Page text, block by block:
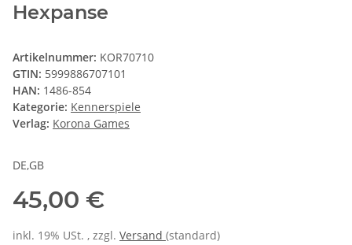
Hexpanse
Artikelnummer: KOR70710
GTIN: 5999886707101
HAN: 1486-854
Kategorie: Kennerspiele
Verlag: Korona Games
DE,GB
45,00 €
inkl. 19% USt. , zzgl. Versand (standard)